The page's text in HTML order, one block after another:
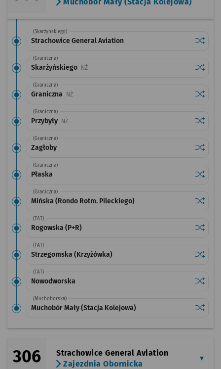
(Skarżyńskiego)
Strachowice General Aviation
(Graniczna)
Skarżyńskiego NŻPrzystanek na życzenie
(Graniczna)
Graniczna NŻPrzystanek na życzenie
(Graniczna)
Przybyły NŻPrzystanek na życzenie
(Graniczna)
Zagłoby
(Graniczna)
Płaska
(Graniczna)
Mińska (Rondo Rotm. Pileckiego)
(TAT)
Rogowska (P+R)
(TAT)
Strzegomska (Krzyżówka)
(TAT)
Nowodworska
(Muchoborska)
Muchobór Mały (Stacja Kolejowa)
306
Strachowice General Aviation
Zajezdnia Obornicka